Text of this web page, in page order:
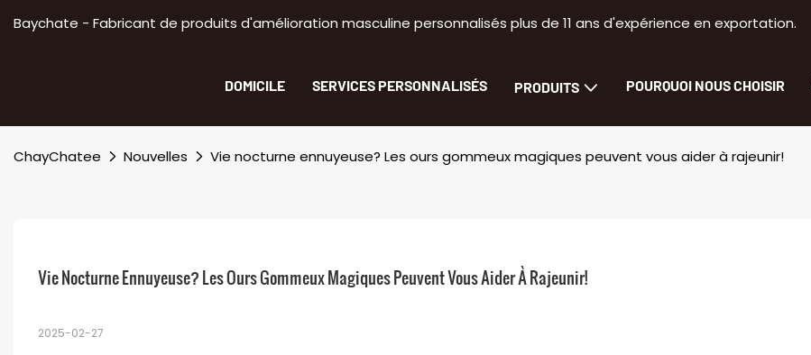
Baychate - Fabricant de produits d'amélioration masculine personnalisés plus de 11 ans d'expérience en exportation.
DOMICILE SERVICES PERSONNALISÉS PRODUITS POURQUOI NOUS CHOISIR
ChayChatee Nouvelles Vie nocturne ennuyeuse? Les ours gommeux magiques peuvent vous aider à rajeunir!
Vie Nocturne Ennuyeuse? Les Ours Gommeux Magiques Peuvent Vous Aider À Rajeunir!
2025-02-27